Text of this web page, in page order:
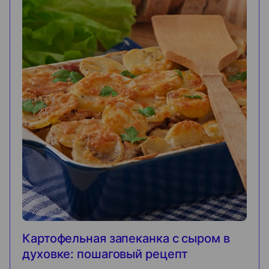
Картофельная запеканка с сыром в
духовке: пошаговый рецепт